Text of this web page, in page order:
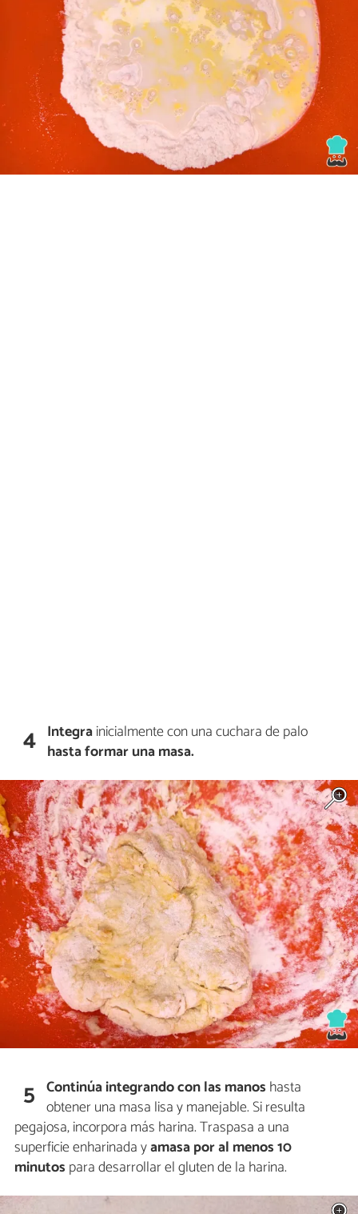
4 Integrainicialmente con una cuchara de palo
hasta formar una masa.
5 Continúa integrando con las manos hasta
obtener una masa lisa y manejable. Si resulta
pegajosa, incorpora más harina. Traspasa a una
superficie enharinada yamasa por al menos10
minutos para desarrollar el gluten de la harina.